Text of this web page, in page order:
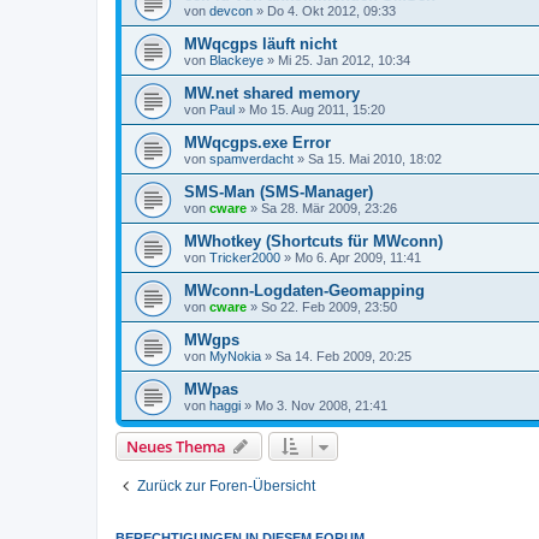
von devcon » Do 4. Okt 2012, 09:33
MWqcgps läuft nicht
von Blackeye » Mi 25. Jan 2012, 10:34
MW.net shared memory
von Paul » Mo 15. Aug 2011, 15:20
MWqcgps.exe Error
von spamverdacht » Sa 15. Mai 2010, 18:02
SMS-Man (SMS-Manager)
von cware » Sa 28. Mär 2009, 23:26
MWhotkey (Shortcuts für MWconn)
von Tricker2000 » Mo 6. Apr 2009, 11:41
MWconn-Logdaten-Geomapping
von cware » So 22. Feb 2009, 23:50
MWgps
von MyNokia » Sa 14. Feb 2009, 20:25
MWpas
von haggi » Mo 3. Nov 2008, 21:41
Neues Thema
Zurück zur Foren-Übersicht